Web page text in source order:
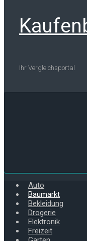
Ihr Vergleichsportal
Auto
Baumarkt
Bekleidung
Drogerie
Elektronik
Freizeit